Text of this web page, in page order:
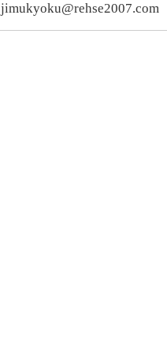
jimukyoku@rehse2007.com